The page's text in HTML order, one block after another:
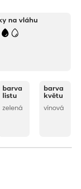
na vláhu
barva
listu
zelená
barva
květu
vínová